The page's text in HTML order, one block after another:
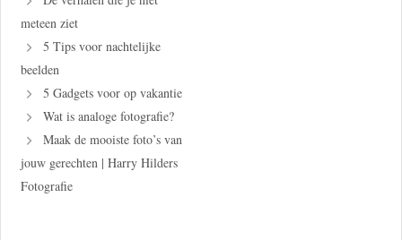
meteen ziet
5 Tips voor nachtelijke
beelden
5 Gadgets voor op vakantie
Wat is analoge fotografie?
Maak de mooiste foto’s van
jouw gerechten | Harry Hilders
Fotografie